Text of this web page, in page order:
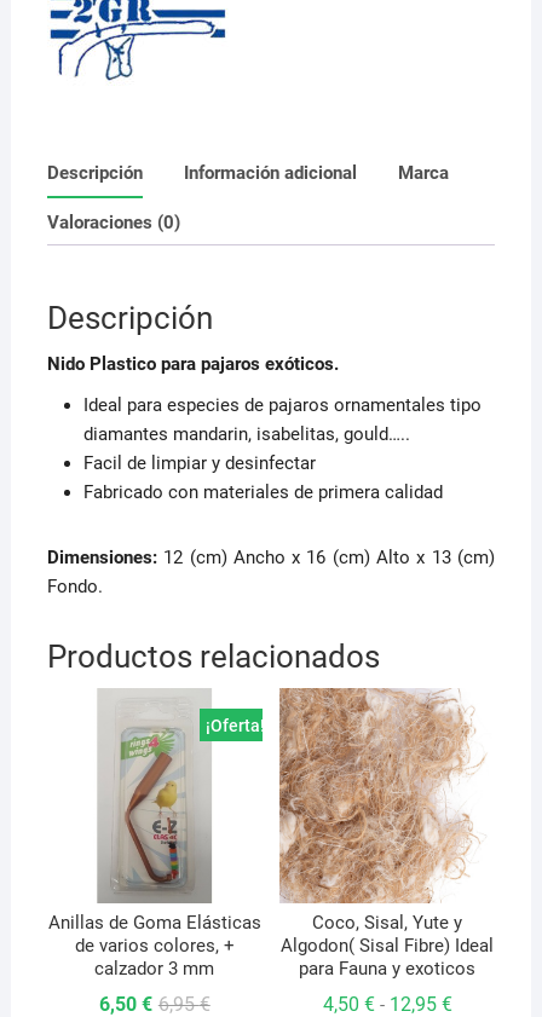
cantidad
Descripción Información adicional Marca
Valoraciones (0)
Descripción
Nido Plastico para pajaros exóticos.
Ideal para especies de pajaros ornamentales tipo
diamantes mandarin, isabelitas, gould…..
Facil de limpiar y desinfectar
Fabricado con materiales de primera calidad
Dimensiones:12 (cm) Ancho x 16 (cm) Alto x 13 (cm)
Fondo.
Productos relacionados
¡Oferta!
Anillas de Goma Elásticas
de varios colores, +
calzador 3 mm
6,95€El
6,50 €
El
Coco, Sisal, Yute y
Algodon( Sisal Fibre) Ideal
para Fauna y exoticos
4,50 € - 12,95 €Rango